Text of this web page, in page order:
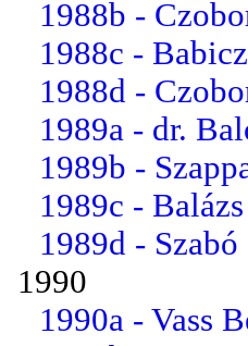
1988b -
1988c -
1988d -
1989a - dr.
1989b -
1989c -
1989d - Szabó
1990
1990a - Vass